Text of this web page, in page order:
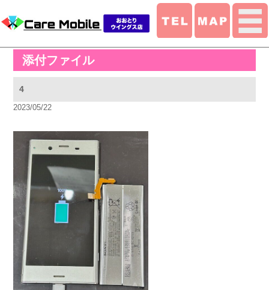
添付ファイル
4
2023/05/22